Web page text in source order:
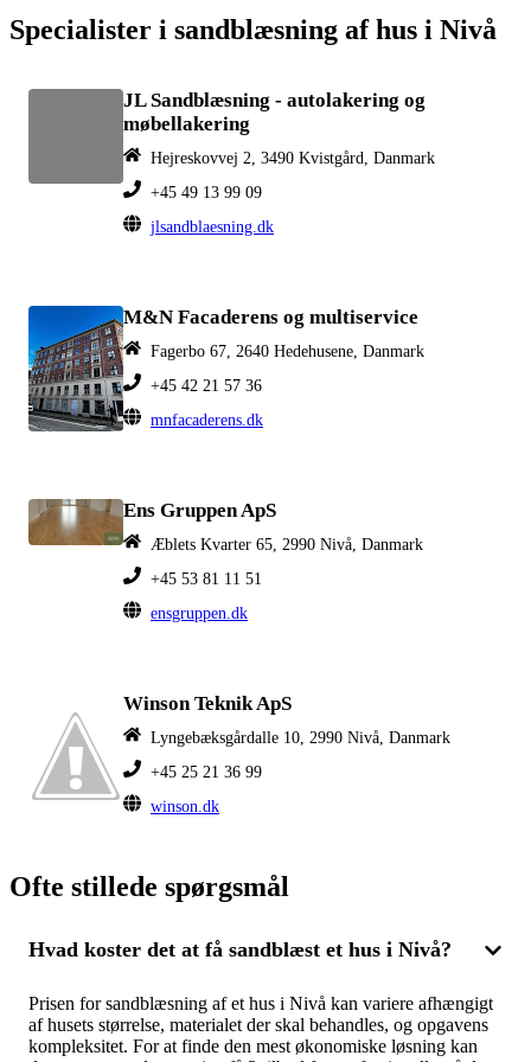
Specialister i sandblæsning af hus i Nivå
JL Sandblæsning - autolakering og
møbellakering
Hejreskovvej 2, 3490 Kvistgård, Danmark
+45 49 13 99 09
jlsandblaesning.dk
M&N Facaderens og multiservice
Fagerbo 67, 2640 Hedehusene, Danmark
+45 42 21 57 36
mnfacaderens.dk
Ens Gruppen ApS
Æblets Kvarter 65, 2990 Nivå, Danmark
+45 53 81 11 51
ensgruppen.dk
Winson Teknik ApS
Lyngebæksgårdalle 10, 2990 Nivå, Danmark
+45 25 21 36 99
winson.dk
Ofte stillede spørgsmål
Hvad koster det at få sandblæst et hus i Nivå?
Prisen for sandblæsning af et hus i Nivå kan variere afhængigt
af husets størrelse, materialet der skal behandles, og opgavens
kompleksitet. For at finde den mest økonomiske løsning kan